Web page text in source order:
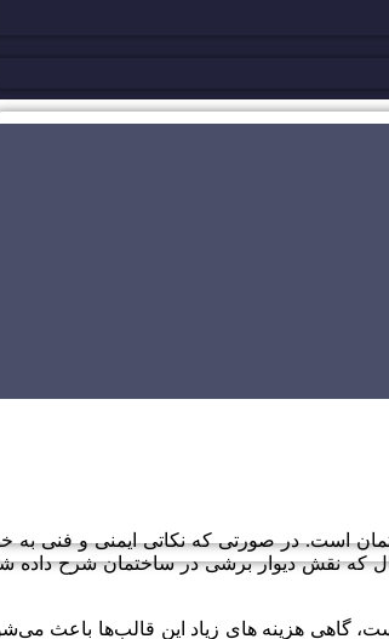
است. در صورتی که نکاتی ایمنی و فنی به
که نقش دیوار برشی در ساختمان شرح داده
گاهی هزینه های زیاد این قالب‌ها باعث